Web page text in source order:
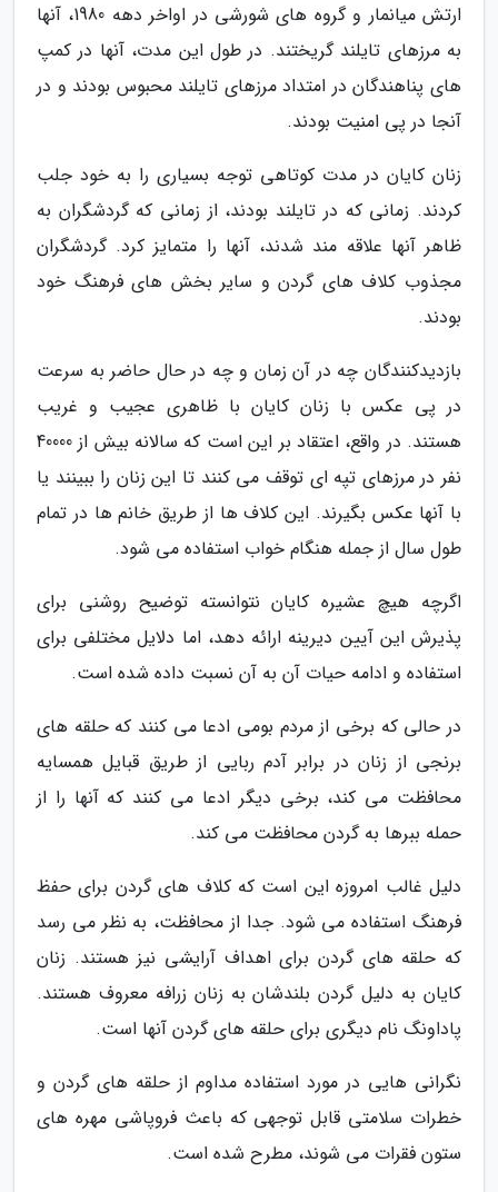
ارتش میانمار و گروه های شورشی در اواخر دهه 1980، آنها
به مرزهای تایلند گریختند. در طول این مدت، آنها در کمپ
های پناهندگان در امتداد مرزهای تایلند محبوس بودند و در
آنجا در پی امنیت بودند.
زنان کایان در مدت کوتاهی توجه بسیاری را به خود جلب
کردند. زمانی که در تایلند بودند، از زمانی که گردشگران به
ظاهر آنها علاقه مند شدند، آنها را متمایز کرد. گردشگران
مجذوب کلاف های گردن و سایر بخش های فرهنگ خود
بودند.
بازدیدکنندگان چه در آن زمان و چه در حال حاضر به سرعت
در پی عکس با زنان کایان با ظاهری عجیب و غریب
هستند. در واقع، اعتقاد بر این است که سالانه بیش از 40000
نفر در مرزهای تپه ای توقف می کنند تا این زنان را ببینند یا
با آنها عکس بگیرند. این کلاف ها از طریق خانم ها در تمام
طول سال از جمله هنگام خواب استفاده می شود.
اگرچه هیچ عشیره کایان نتوانسته توضیح روشنی برای
پذیرش این آیین دیرینه ارائه دهد، اما دلایل مختلفی برای
استفاده و ادامه حیات آن به آن نسبت داده شده است.
در حالی که برخی از مردم بومی ادعا می کنند که حلقه های
برنجی از زنان در برابر آدم ربایی از طریق قبایل همسایه
محافظت می کند، برخی دیگر ادعا می کنند که آنها را از
حمله ببرها به گردن محافظت می کند.
دلیل غالب امروزه این است که کلاف های گردن برای حفظ
فرهنگ استفاده می شود. جدا از محافظت، به نظر می رسد
که حلقه های گردن برای اهداف آرایشی نیز هستند. زنان
کایان به دلیل گردن بلندشان به زنان زرافه معروف هستند.
پاداونگ نام دیگری برای حلقه های گردن آنها است.
نگرانی هایی در مورد استفاده مداوم از حلقه های گردن و
خطرات سلامتی قابل توجهی که باعث فروپاشی مهره های
ستون فقرات می شوند، مطرح شده است.